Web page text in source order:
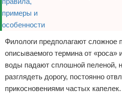
Филологи предполагают сложное
описываемого термина от «роса»
воды падают сплошной пеленой,
разглядеть дорогу, постоянно
прикосновениями частых